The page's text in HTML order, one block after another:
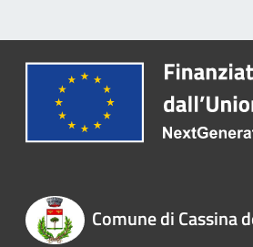
Comune di Cassina